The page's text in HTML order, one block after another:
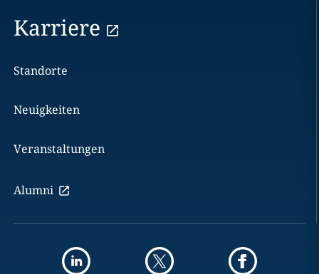
Karriere
Standorte
Neuigkeiten
Veranstaltungen
Alumni